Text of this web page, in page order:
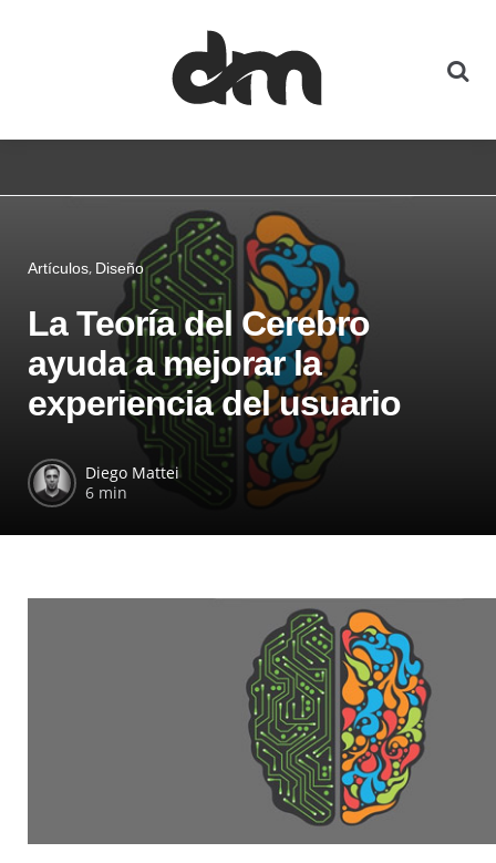
Artículos Diseño
La Teoría del Cerebro
ayuda a mejorar la
experiencia del usuario
Diego Mattei
6 min